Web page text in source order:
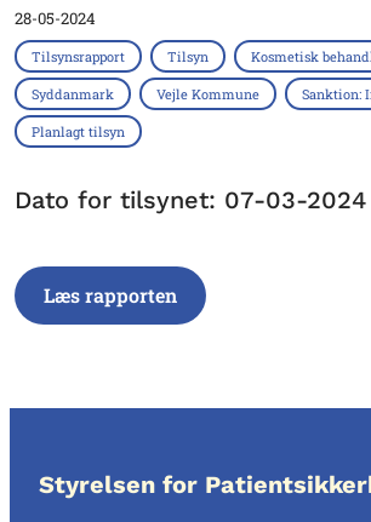
28-05-2024
Tilsynsrapport Tilsyn Kosmetisk
Syddanmark Vejle Kommune Sanktion:
Planlagt tilsyn
Dato for tilsynet: 07-03-2024
Læs rapporten
Styrelsen for